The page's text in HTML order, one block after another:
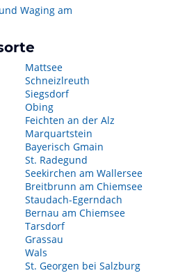
Waging am
Mattsee
Schneizlreuth
Siegsdorf
Obing
Feichten an der Alz
Marquartstein
Bayerisch Gmain
St. Radegund
Seekirchen am Wallersee
Breitbrunn am Chiemsee
Staudach-Egerndach
Bernau am Chiemsee
Tarsdorf
Grassau
Wals
St. Georgen bei Salzburg